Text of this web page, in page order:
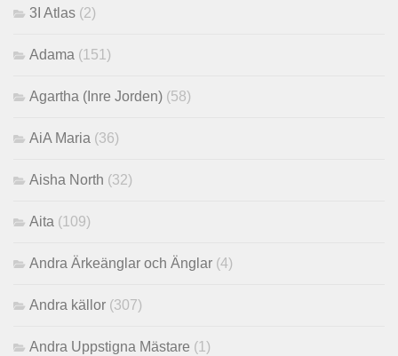
3I Atlas (2)
Adama (151)
Agartha (Inre Jorden) (58)
AiA Maria (36)
Aisha North (32)
Aita (109)
Andra Ärkeänglar och Änglar (4)
Andra källor (307)
Andra Uppstigna Mästare (1)